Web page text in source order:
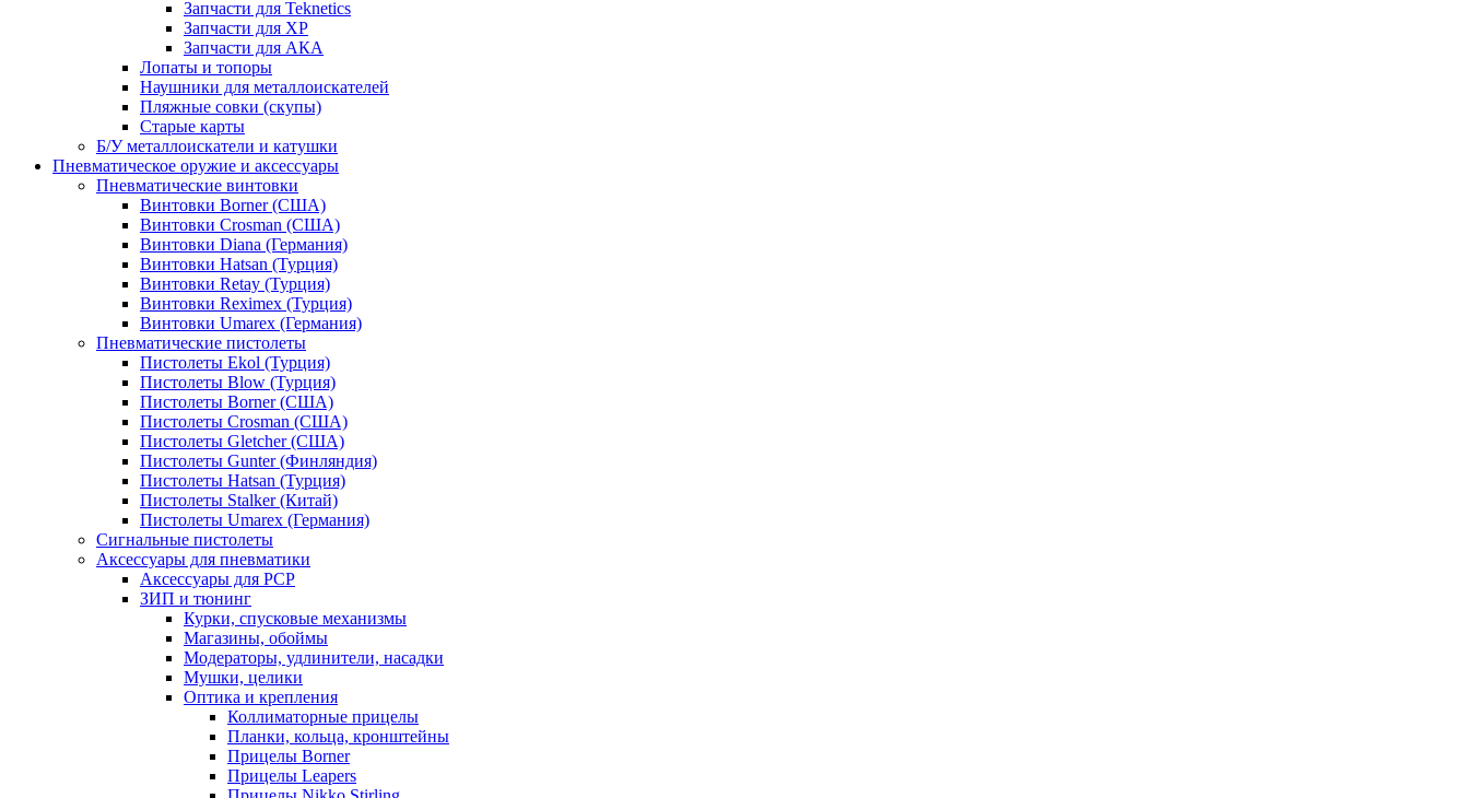
Запчасти для Teknetics
Запчасти для XP
Запчасти для АКА
Лопаты и топоры
Наушники для металлоискателей
Пляжные совки (скупы)
Старые карты
Б/У металлоискатели и катушки
Пневматическое оружие и аксессуары
Пневматические винтовки
Винтовки Borner (США)
Винтовки Crosman (США)
Винтовки Diana (Германия)
Винтовки Hatsan (Турция)
Винтовки Retay (Турция)
Винтовки Reximex (Турция)
Винтовки Umarex (Германия)
Пневматические пистолеты
Пистолеты Ekol (Турция)
Пистолеты Blow (Турция)
Пистолеты Borner (США)
Пистолеты Crosman (США)
Пистолеты Gletcher (США)
Пистолеты Gunter (Финляндия)
Пистолеты Hatsan (Турция)
Пистолеты Stalker (Китай)
Пистолеты Umarex (Германия)
Сигнальные пистолеты
Аксессуары для пневматики
Аксессуары для PCP
ЗИП и тюнинг
Курки, спусковые механизмы
Магазины, обоймы
Модераторы, удлинители, насадки
Мушки, целики
Оптика и крепления
Коллиматорные прицелы
Планки, кольца, кронштейны
Прицелы Borner
Прицелы Leapers